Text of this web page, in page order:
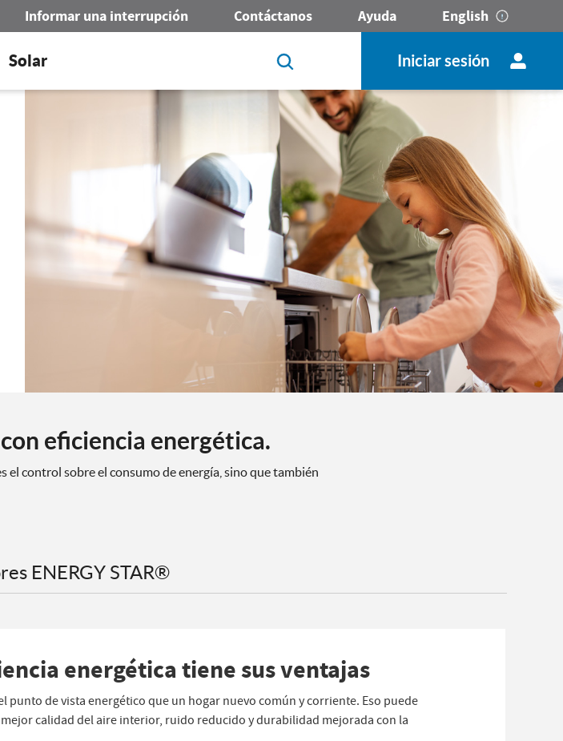
Informar una interrupción Contáctanos Ayuda English
Solar Iniciar sesión
eficiencia energética.
el control sobre el consumo de energía, sino que también
ENERGY STAR®
energética tiene sus ventajas
punto de vista energético que un hogar nuevo común y corriente. Eso puede
calidad del aire interior, ruido reducido y durabilidad mejorada con la